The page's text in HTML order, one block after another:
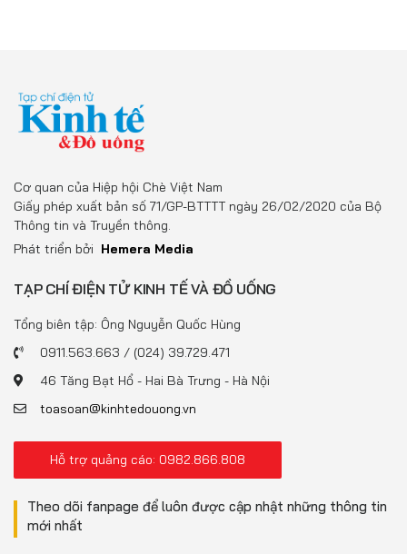
Cơ quan của Hiệp hội Chè Việt Nam
Giấy phép xuất bản số 71/GP-BTTTT ngày 26/02/2020 của Bộ
Thông tin và Truyền thông.
Phát triển bởi Hemera Media
TẠP CHÍ ĐIỆN TỬ KINH TẾ VÀ ĐỒ UỐNG
Tổng biên tập: Ông Nguyễn Quốc Hùng
0911.563.663 / (024) 39.729.471
46 Tăng Bạt Hổ - Hai Bà Trưng - Hà Nội
toasoan@kinhtedouong.vn
Hỗ trợ quảng cáo: 0982.866.808
Theo dõi fanpage để luôn được cập nhật những thông tin
mới nhất